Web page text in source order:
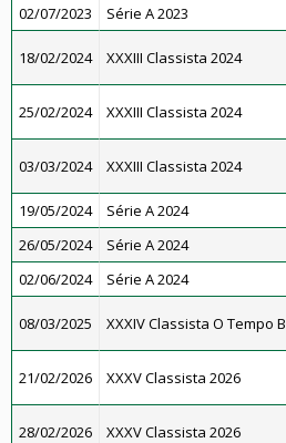
02/07/2023 Série A 2023
18/02/2024 XXXIII Classista 2024
25/02/2024 XXXIII Classista 2024
03/03/2024 XXXIII Classista 2024
19/05/2024 Série A 2024
26/05/2024
Série A 2024
02/06/2024
Série A 2024
08/03/2025 XXXIV Classista O Tempo
21/02/2026 XXXV Classista 2026
28/02/2026 XXXV Classista 2026